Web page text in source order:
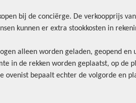
bij de conciërge. De verkoopprijs
kunnen er extra stookkosten in
alleen worden geladen, geopend
in de rekken worden geplaatst, op de
ovenist bepaalt echter de volgorde en